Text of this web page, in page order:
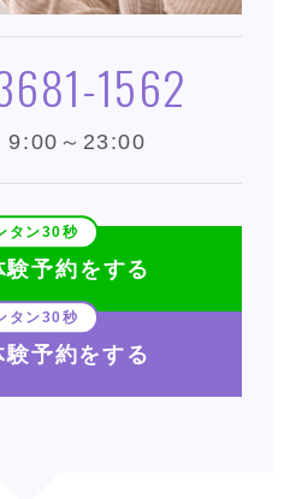
1562
9:00～23:00
予約をする
予約をする